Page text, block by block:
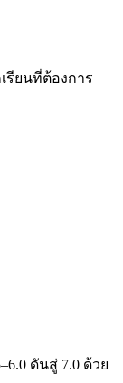
รียนที่ต้องการ
ดันสู่ 7.0 ด้วย